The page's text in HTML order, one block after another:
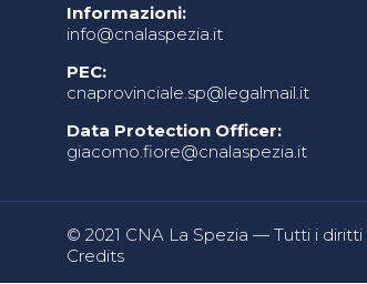
Informazioni:
info@cnalaspezia.it
PEC:
cnaprovinciale.sp@legalmail.it
Data Protection Officer:
giacomo.fiore@cnalaspezia.it
© 2021 CNA La Spezia — Tutti i diritti
Credits